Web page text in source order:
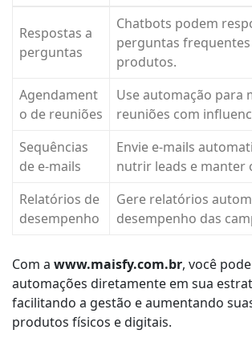
Respostas a
perguntas
Chatbots podem
perguntas
produtos.
Agendament
o de reuniões
Use automação para
reuniões com
Sequências
de e-mails
Envie e-mails
nutrir leads e manter
Relatórios de
desempenho
Gere relatórios
desempenho das
Com a www.maisfy.com.br, você
automações diretamente em sua
facilitando a gestão e aumentando
produtos físicos e digitais.